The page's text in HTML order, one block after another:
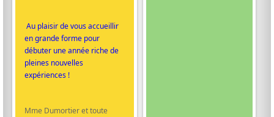
Au plaisir de vous accueillir
en grande forme pour
débuter une année riche de
pleines nouvelles
expériences !
Mme Dumortier et toute